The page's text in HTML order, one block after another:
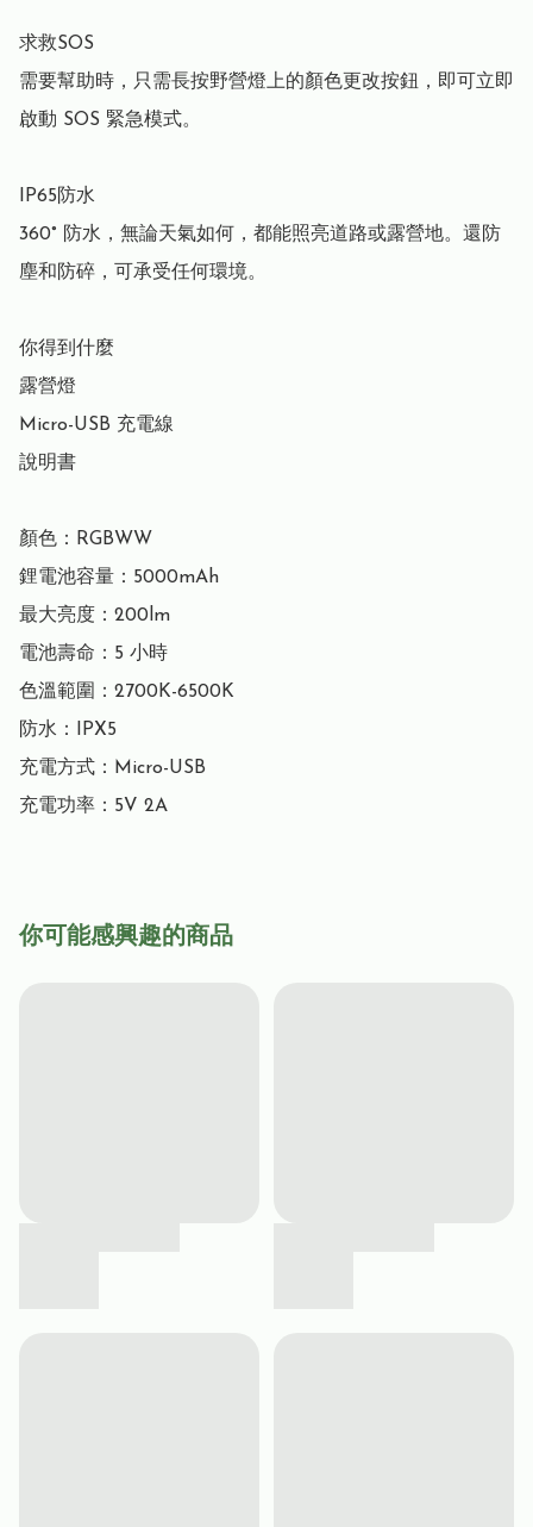
求救SOS
需要幫助時，只需長按野營燈上的顏色更改按鈕，即可立即
啟動 SOS 緊急模式。
IP65防水
360° 防水，無論天氣如何，都能照亮道路或露營地。還防
塵和防碎，可承受任何環境。
你得到什麼
露營燈
Micro-USB 充電線
說明書
顏色：RGBWW
鋰電池容量：5000mAh
最大亮度：200lm
電池壽命：5 小時
色溫範圍：2700K-6500K
防水：IPX5
充電方式：Micro-USB
充電功率：5V 2A
你可能感興趣的商品